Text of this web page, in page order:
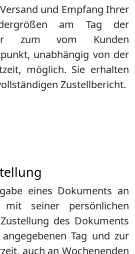
eines Dokuments an
mit seiner persönlichen
des Dokuments
Tag und zur
auch an Wochenenden
und Empfang Ihrer
am Tag der
zum vom Kunden
unabhängig von der
möglich. Sie erhalten
Zustellbericht.